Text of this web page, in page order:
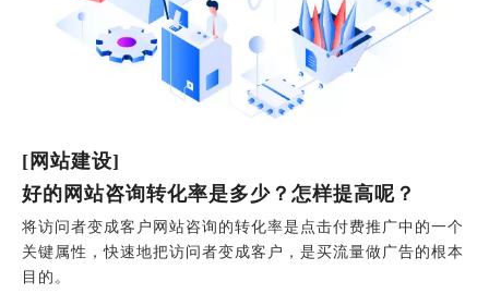
[网站建设]
好的网站咨询转化率是多少？怎样提高呢？
将访问者变成客户网站咨询的转化率是点击付费推广中的一个
关键属性，快速地把访问者变成客户，是买流量做广告的根本
目的。